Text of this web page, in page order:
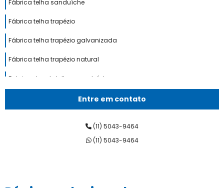
Fábrica telha sanduíche
Fábrica telha trapézio
Fábrica telha trapézio galvanizada
Fábrica telha trapézio natural
Fabricantes de telhas sanduíche
Fornecedor de telha sanduícheEntre em contato
(11) 5043-9464
(11) 5043-9464